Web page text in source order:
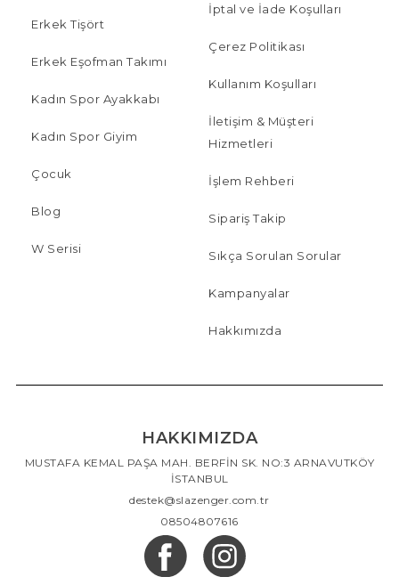
Erkek Tişört
Erkek Eşofman Takımı
Kadın Spor Ayakkabı
Kadın Spor Giyim
Çocuk
Blog
W Serisi
İptal ve İade Koşulları
Çerez Politikası
Kullanım Koşulları
İletişim & Müşteri
Hizmetleri
İşlem Rehberi
Sipariş Takip
Sıkça Sorulan Sorular
Kampanyalar
Hakkımızda
HAKKIMIZDA
MUSTAFA KEMAL PAŞA MAH. BERFİN SK. NO:3 ARNAVUTKÖY
İSTANBUL
destek@slazenger.com.tr
08504807616